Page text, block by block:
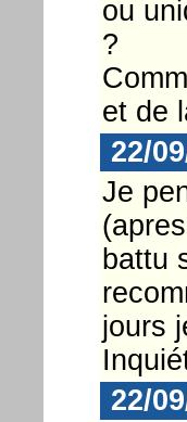
ou
?
et de
22/
Je
battu
jours
22/